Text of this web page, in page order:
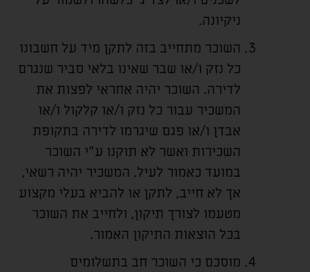
ניקיונה.
השוכר מתחייב בזה לתקן מיד על חשבונו
כל נזק ו/או שבר שאינו בלאי סביר שנגרם
לדירה. השוכר יהיה אחראי לפצות את
המשכיר עבור כל נזק ו/או קלקול ו/או
אבדן ו/או פגם שיגרמו לדירה בתקופת
השכירות ואשר לא תוקנו ע"י השוכר
במועד כאמור לעיל. המשכיר יהיה רשאי,
אך לא חייב, לתקן או להביא בעלי מקצוע
מטעמו לצורך תיקון, ולחייב את השוכר
בכל הוצאות התיקון האמור.
מוסכם כי השוכר חב בתשלומים